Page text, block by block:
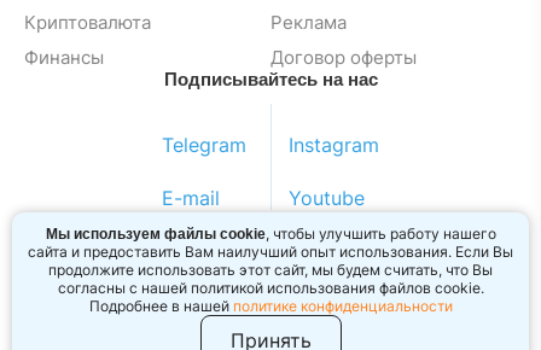
Мы используем файлы cookie, чтобы улучшить работу нашего
сайта и предоставить Вам наилучший опыт использования. Если Вы
продолжите использовать этот сайт, мы будем считать, что Вы
согласны с нашей политикой использования файлов cookie.
Подробнее в нашей политике конфиденциальности
Принять
Криптовалюта
Реклама
Финансы
Договор оферты
Подписывайтесь на нас
Telegram Instagram
E-mail Youtube
2024 © BIZINVEST BY
Обращаем внимание. содержание сайта носит
исключительно информационный характер и не является